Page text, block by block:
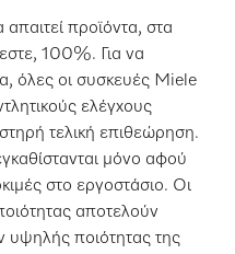
προϊόντα, στα
100%. Για να
όλες οι συσκευές Miele
ελέγχους
τελική επιθεώρηση.
μόνο αφού
στο εργοστάσιο. Οι
αποτελούν
υψηλής ποιότητας της